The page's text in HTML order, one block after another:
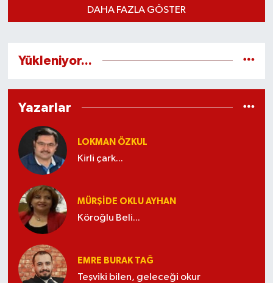
DAHA FAZLA GÖSTER
Yükleniyor...
Yazarlar
LOKMAN ÖZKUL
Kirli çark...
MÜRŞIDE OKLU AYHAN
Köroğlu Beli...
EMRE BURAK TAĞ
Teşviki bilen, geleceği okur